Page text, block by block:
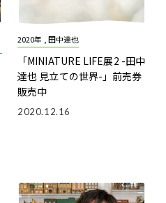
2020年 , 田中達也
「MINIATURE LIFE展2 -田中
達也 見立ての世界-」前売券
販売中
2020.12.16